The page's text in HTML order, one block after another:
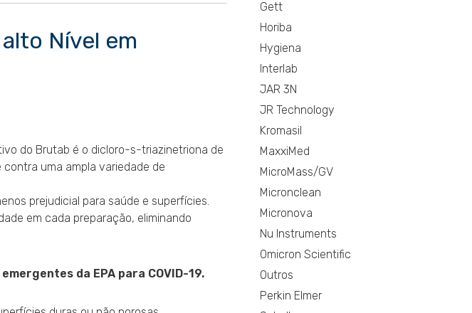
Nível em
do Brutab é o dicloro-s-triazinetriona de
uma ampla variedade de
prejudicial para saúde e superfícies.
em cada preparação, eliminando
da EPA para COVID-19.
Gett
Horiba
Hygiena
Interlab
JAR 3N
JR Technology
Kromasil
MaxxiMed
MicroMass/GV
Micronclean
Micronova
Nu Instruments
Omicron Scientific
Outros
Perkin Elmer